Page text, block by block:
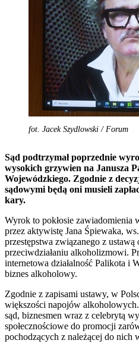
fot. Jacek Szydlowski / Forum
Sąd podtrzymał poprzednie
wysokich grzywien na Janusza
Wojewódzkiego. Zgodnie z
sądowymi będą oni musieli
kary.
Wyrok to pokłosie zawiadomienia
przez aktywistę Jana Śpiewaka,
przestępstwa związanego z
przeciwdziałaniu alkoholizmowi.
internetowa działalność Palikota i
biznes alkoholowy.
Zgodnie z zapisami ustawy, w
większości napojów
sąd, biznesmen wraz z celebrytą
społecznościowe do promocji
pochodzących z należącej do nich